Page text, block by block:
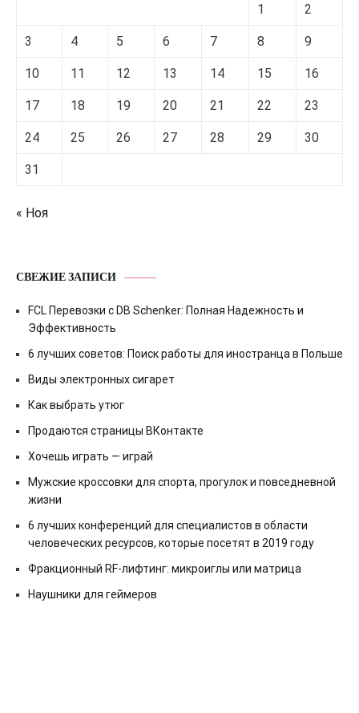
1 2
3 4 5 6 7 8 9
10 11 12 13 14 15 16
17 18 19 20 21 22 23
24 25 26 27 28 29 30
31
« Ноя
СВЕЖИЕ ЗАПИСИ
FCL Перевозки с DB Schenker: Полная Надежность и
Эффективность
6 лучших советов: Поиск работы для иностранца в Польше
Виды электронных сигарет
Как выбрать утюг
Продаются страницы ВКонтакте
Хочешь играть — играй
Мужские кроссовки для спорта, прогулок и повседневной
жизни
6 лучших конференций для специалистов в области
человеческих ресурсов, которые посетят в 2019 году
Фракционный RF-лифтинг: микроиглы или матрица
Наушники для геймеров